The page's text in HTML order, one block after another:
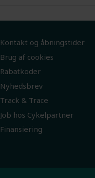
Kontakt og åbningstider
Brug af cookies
Rabatkoder
Nyhedsbrev
Track & Trace
Job hos Cykelpartner
Finansiering